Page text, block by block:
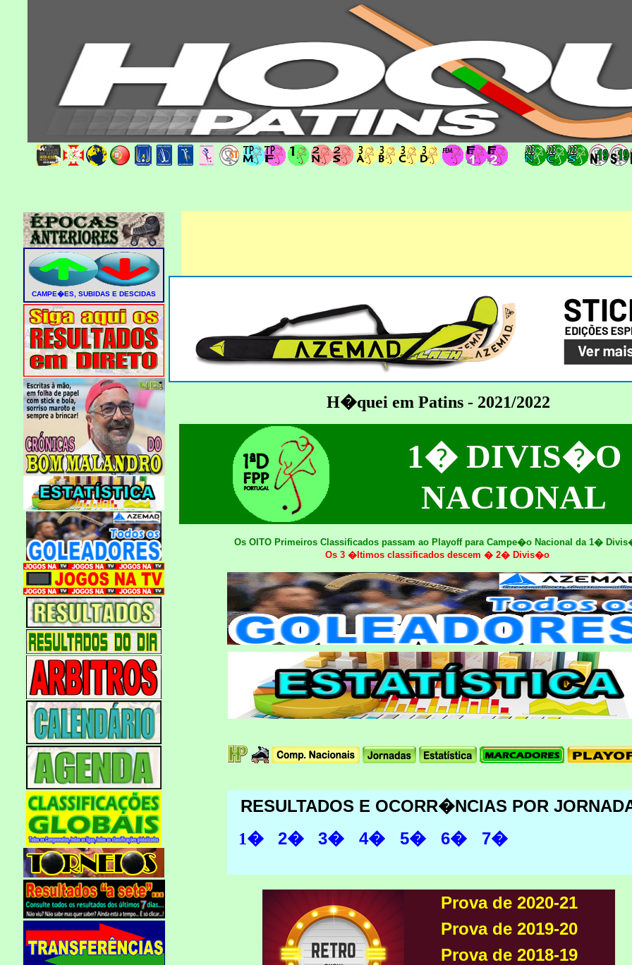
H�quei em Patins - 2021/2022
1� DIVIS�O
NACIONAL
Os OITO Primeiros Classificados passam ao Playoff para Campe�o Nacional da 1�
Os 3 �ltimos classificados descem � 2� Divis�o
RESULTADOS E OCORR�NCIAS POR
1� 2� 3� 4� 5� 6� 7�
Prova de 2020-21
Prova de 2019-20
Prova de 2018-19